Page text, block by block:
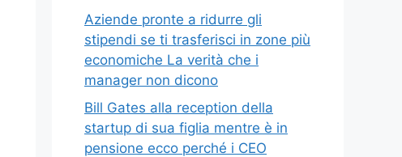
Aziende pronte a ridurre gli
stipendi se ti trasferisci in zone più
economiche La verità che i
manager non dicono
Bill Gates alla reception della
startup di sua figlia mentre è in
pensione ecco perché i CEO